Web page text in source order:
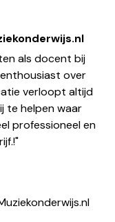
als docent bij
over
verloopt altijd
te helpen waar
professioneel en